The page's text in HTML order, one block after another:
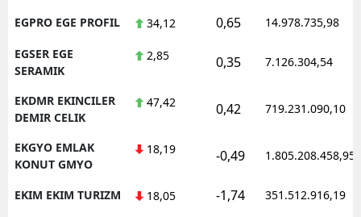
EGPRO EGE PROFIL 34,12 0,65 14.978.735,98
EGSER EGE
SERAMIK
2,85 0,35 7.126.304,54
EKDMR EKINCILER
DEMIR CELIK
47,42 0,42 719.231.090,10
EKGYO EMLAK
KONUT GMYO
18,19 -0,49 1.805.208.458,95
EKIM EKIM TURIZM 18,05 -1,74 351.512.916,19